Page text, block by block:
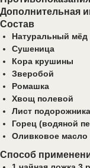
Дополнительная
Состав
Натуральный мёд
Сушеница
Кора крушины
Зверобой
Ромашка
Хвощ полевой
Лист подорожника
Горец (водяной
Оливковое масло
Способ